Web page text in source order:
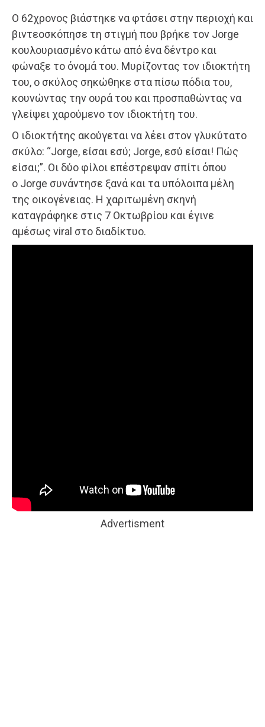
Ο 62χρονος βιάστηκε να φτάσει στην περιοχή και
βιντεοσκόπησε τη στιγμή που βρήκε τον Jorge
κουλουριασμένο κάτω από ένα δέντρο και
φώναξε το όνομά του. Μυρίζοντας τον ιδιοκτήτη
του, ο σκύλος σηκώθηκε στα πίσω πόδια του,
κουνώντας την ουρά του και προσπαθώντας να
γλείψει χαρούμενο τον ιδιοκτήτη του.
Ο ιδιοκτήτης ακούγεται να λέει στον γλυκύτατο
σκύλο: “Jorge, είσαι εσύ; Jorge, εσύ είσαι! Πώς
είσαι;”. Οι δύο φίλοι επέστρεψαν σπίτι όπου
ο Jorge συνάντησε ξανά και τα υπόλοιπα μέλη
της οικογένειας. Η χαριτωμένη σκηνή
καταγράφηκε στις 7 Οκτωβρίου και έγινε
αμέσως viral στο διαδίκτυο.
Advertisment